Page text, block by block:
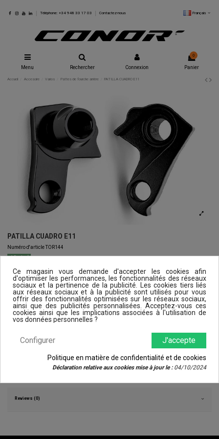
Téléphone: +34 948 33 17 03 Contactez-nous Français
Menu Rechercher Connexion
0
Panier
Accueil Accesoire Varios Pattes de fourche arrière PATILLA CUADRO E11
PATILLA CUADRO E11
Numéro d'articleTOR144
En stock
60,00 €
TTC
Détails du produit
Reviews (0)
Ce magasin vous demande d'accepter les cookies afin
d'optimiser les performances, les fonctionnalités des réseaux
sociaux et la pertinence de la publicité. Les cookies tiers liés
aux réseaux sociaux et à la publicité sont utilisés pour vous
offrir des fonctionnalités optimisées sur les réseaux sociaux,
ainsi que des publicités personnalisées. Acceptez-vous ces
cookies ainsi que les implications associées à l'utilisation de
vos données personnelles ?
J'accepte
Configurer
Politique en matière de confidentialité et de cookies
Déclaration relative aux cookies mise à jour le :04/10/2024